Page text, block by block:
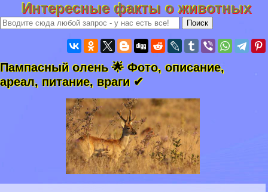
Интересные факты о животных
Пампасный олень 🌟 Фото, описание,
ареал, питание, враги ✔